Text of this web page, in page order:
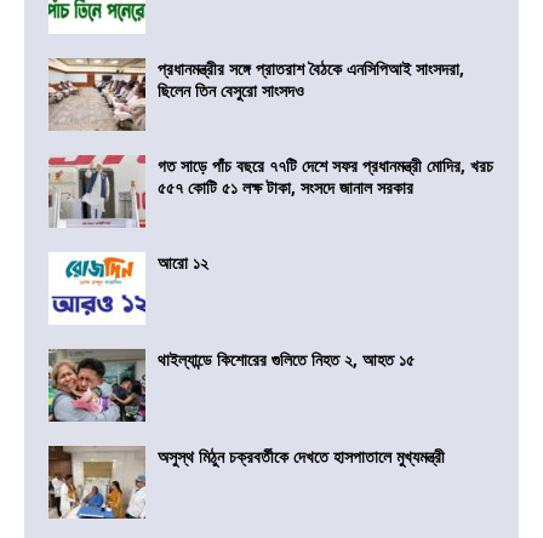
প্রধানমন্ত্রীর সঙ্গে প্রাতরাশ বৈঠকে এনসিপিআই সাংসদরা,
ছিলেন তিন বেসুরো সাংসদও
গত সাড়ে পাঁচ বছরে ৭৭টি দেশে সফর প্রধানমন্ত্রী মোদির, খরচ
৫৫৭ কোটি ৫১ লক্ষ টাকা, সংসদে জানাল সরকার
আরো ১২
থাইল্যান্ডে কিশোরের গুলিতে নিহত ২, আহত ১৫
অসুস্থ মিঠুন চক্রবর্তীকে দেখতে হাসপাতালে মুখ্যমন্ত্রী